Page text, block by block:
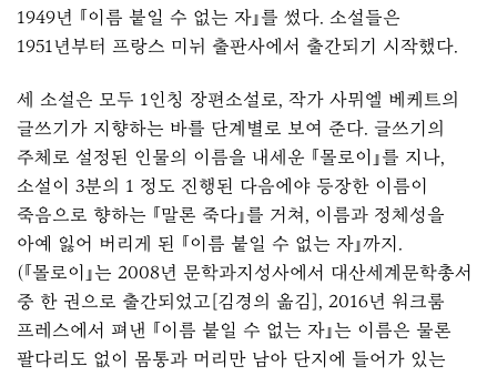
1949년 『이름 붙일 수 없는 자』를 썼다. 소설들은
1951년부터 프랑스 미뉘 출판사에서 출간되기 시작했다.
세 소설은 모두 1인칭 장편소설로, 작가 사뮈엘 베케트의
글쓰기가 지향하는 바를 단계별로 보여 준다. 글쓰기의
주체로 설정된 인물의 이름을 내세운 『몰로이』를 지나,
소설이 3분의 1 정도 진행된 다음에야 등장한 이름이
죽음으로 향하는 『말론 죽다』를 거쳐, 이름과 정체성을
아예 잃어 버리게 된 『이름 붙일 수 없는 자』까지.
(『몰로이』는 2008년 문학과지성사에서 대산세계문학총서
중 한 권으로 출간되었고[김경의 옮김], 2016년 워크룸
프레스에서 펴낸 『이름 붙일 수 없는 자』는 이름은 물론
팔다리도 없이 몸통과 머리만 남아 단지에 들어가 있는